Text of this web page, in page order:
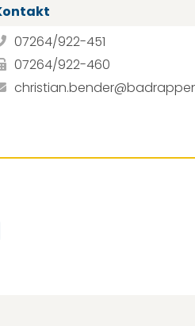
07264/922-451
07264/922-460